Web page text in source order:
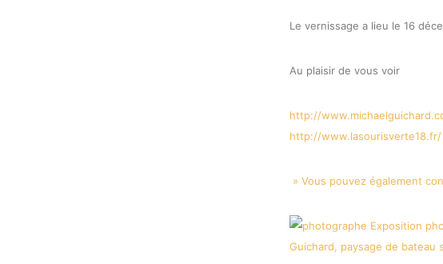
Le vernissage a lieu le 16
Au plaisir de vous voir
http://
http://www.lasourisverte18.fr/
» Vous pouvez également